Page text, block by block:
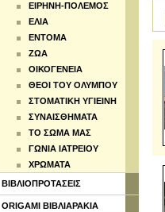
ΕΙΡΗΝΗ-ΠΟΛΕΜΟΣ
ΕΛΙΑ
ΕΝΤΟΜΑ
ΖΩΑ
ΟΙΚΟΓΕΝΕΙΑ
ΘΕΟΙ ΤΟΥ ΟΛΥΜΠΟΥ
ΣΤΟΜΑΤΙΚΗ ΥΓΙΕΙΝΗ
ΣΥΝΑΙΣΘΗΜΑΤΑ
ΤΟ ΣΩΜΑ ΜΑΣ
ΓΩΝΙΑ ΙΑΤΡΕΙΟΥ
ΧΡΩΜΑΤΑ
ΒΙΒΛΙΟΠΡΟΤΑΣΕΙΣ
ORIGAMI ΒΙΒΛΙΑΡΑΚΙΑ